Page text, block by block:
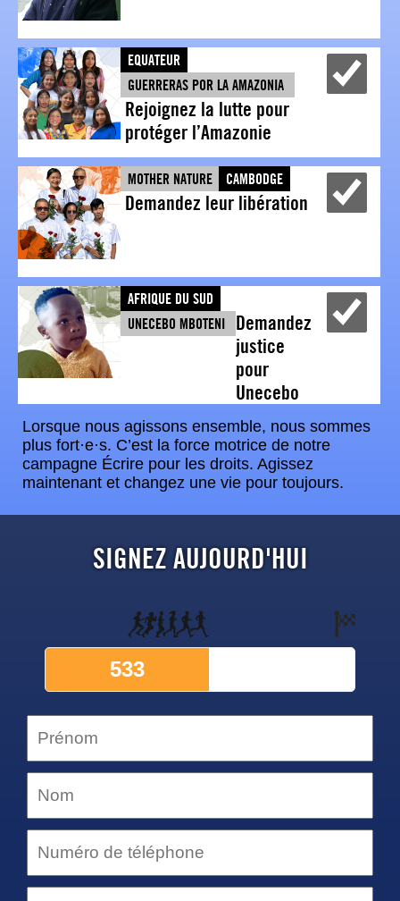
EQUATEUR
GUERRERAS POR LA AMAZONIA
Rejoignez la lutte pour
protéger l’Amazonie
Y
CAMBODGE
MOTHER NATURE
Demandez leur libération
AFRIQUE DU SUD
UNECEBO MBOTENI
Demandez
justice
pour
Unecebo
Y
Lorsque nous agissons ensemble, nous sommes
plus fort·e·s. C’est la force motrice de notre
campagne Écrire pour les droits. Agissez
maintenant et changez une vie pour toujours.
SIGNEZ AUJOURD'HUI
533